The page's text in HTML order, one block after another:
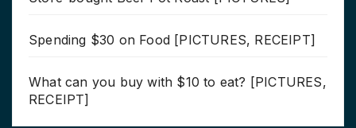
Spending $30 on Food [PICTURES, RECEIPT]
What can you buy with $10 to eat? [PICTURES,
RECEIPT]